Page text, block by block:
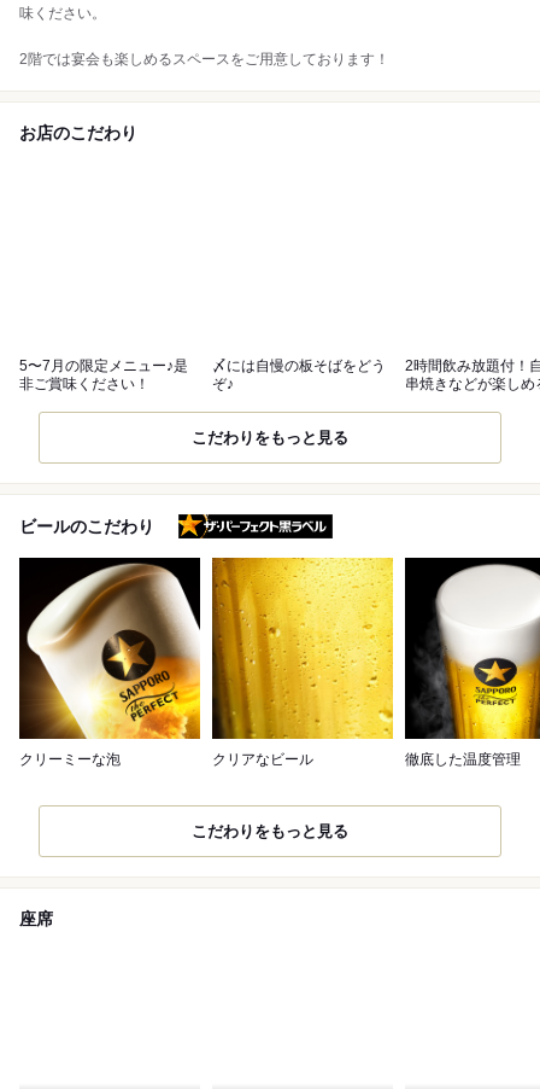
味ください。
2階では宴会も楽しめるスペースをご用意しております！
お店のこだわり
5〜7月の限定メニュー♪是
非ご賞味ください！
〆には自慢の板そばをどう
ぞ♪
2時間飲み放題付！
串焼きなどが楽しめ
こだわりをもっと見る
ビールのこだわり
クリーミーな泡 クリアなビール 徹底した温度管理
こだわりをもっと見る
座席